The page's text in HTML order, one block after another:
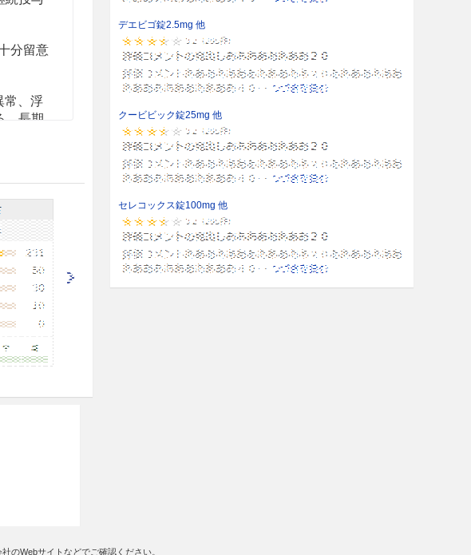
分留意
常、浮
。長期
回る
する
デエビゴ錠2.5mg 他
クービビック錠25mg 他
セレコックス錠100mg 他
のWebサイトなどでご確認ください。